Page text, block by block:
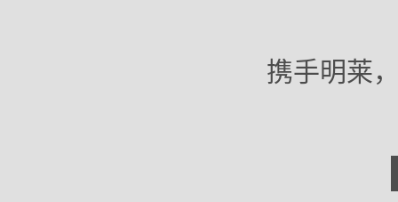
携手明莱